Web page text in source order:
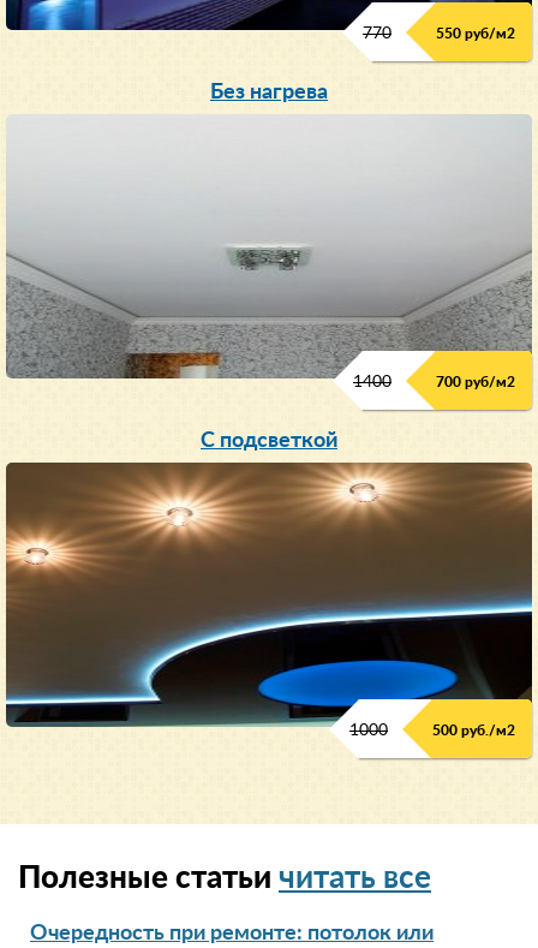
770 550 руб/м2
Без нагрева
1400 700 руб/м2
С подсветкой
1000 500 руб./м2
Полезные статьи читать все
Очередность при ремонте: потолок или